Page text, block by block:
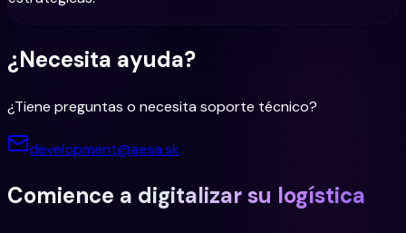
¿Necesita ayuda?
¿Tiene preguntas o necesita soporte técnico?
development@aesa.sk
Comience a digitalizar su logística